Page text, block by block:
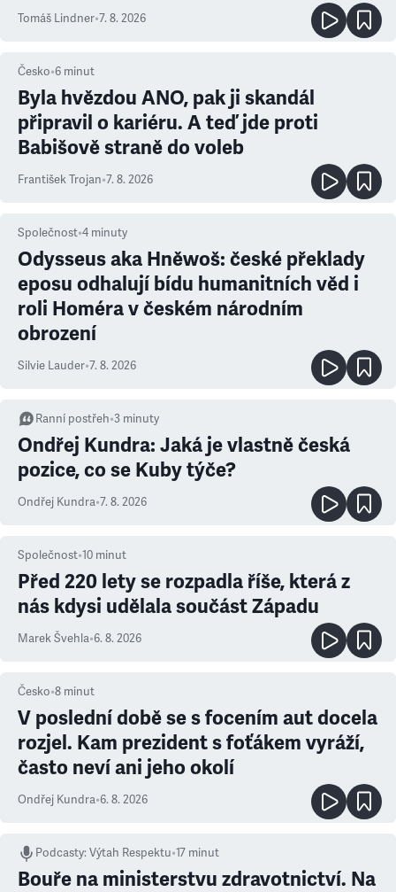
prioritu
Tomáš Lindner•7. 8. 2026
Česko•6 minut
Byla hvězdou ANO, pak ji skandál
připravil o kariéru. A teď jde proti
Babišově straně do voleb
František Trojan•7. 8. 2026
Společnost•4 minuty
Odysseus aka Hněwoš: české překlady
eposu odhalují bídu humanitních věd i
roli Homéra v českém národním
obrození
Silvie Lauder•7. 8. 2026
Ranní postřeh•3 minuty
Ondřej Kundra: Jaká je vlastně česká
pozice, co se Kuby týče?
Ondřej Kundra•7. 8. 2026
Společnost•10 minut
Před 220 lety se rozpadla říše, která z
nás kdysi udělala součást Západu
Marek Švehla•6. 8. 2026
Česko•8 minut
V poslední době se s focením aut docela
rozjel. Kam prezident s foťákem vyráží,
často neví ani jeho okolí
Ondřej Kundra•6. 8. 2026
Podcasty:Výtah Respektu•17 minut
Bouře na ministerstvu zdravotnictví. Na